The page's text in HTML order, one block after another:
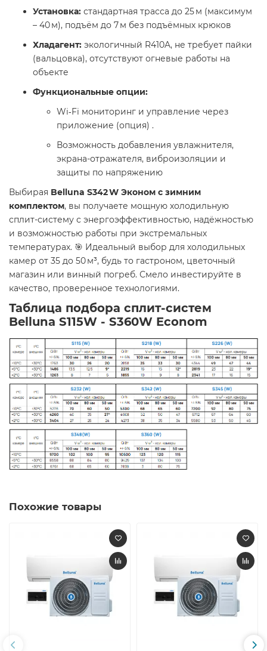
Установка: стандартная трасса до 25 м (максимум
– 40 м), подъём до 7 м без подъёмных крюков
Хладагент: экологичный R410A, не требует пайки
(вальцовка), отсутствуют огневые работы на
объекте
Функциональные опции:
Wi‑Fi мониторинг и управление через
приложение (опция) .
Возможность добавления увлажнителя,
экрана-отражателя, виброизоляции и
защиты по напряжению
Выбирая Belluna S342 W Эконом с зимним
комплектом, вы получаете мощную холодильную
сплит-систему с энергоэффективностью, надёжностью
и возможностью работы при экстремальных
температурах. 🎯 Идеальный выбор для холодильных
камер от 35 до 50 м³, будь то гастроном, цветочный
магазин или винный погреб. Смело инвестируйте в
качество, проверенное технологиями.
Таблица подбора сплит-систем
Belluna S115W - S360W Econom
Похожие товары